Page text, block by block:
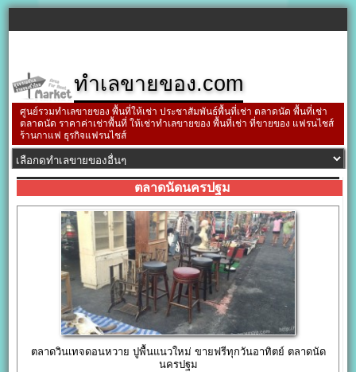
ทำเลขายของ.com
ศูนย์รวมทำเลขายของ พื้นที่ให้เช่า ประชาสัมพันธ์พื้นที่เช่า ตลาดนัด พื้นที่เช่า
ตลาดนัด ราคาค่าเช่าพื้นที่ ให้เช่าทำเลขายของ พื้นที่เช่า ที่ขายของ แฟรนไชส์
ร้านกาแฟ ธุรกิจแฟรนไชส์
ตลาดนัดนครปฐม
ตลาดวินเทจดอนหวาย ปูพื้นแนวใหม่ ขายฟรีทุกวันอาทิตย์ ตลาดนัด
นครปฐม